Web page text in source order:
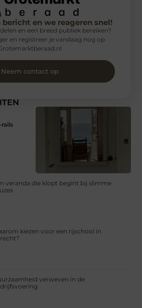
veranda die klopt begint bij slimme
kiezen voor een rijschool in
verweven in de
bericht en we reageren snel!
en een breed publiek bereiken?
en registreer je vandaag nog op
Neem contact op